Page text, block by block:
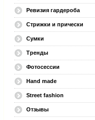
Ревизия гардероба
Стрижки и прически
Сумки
Тренды
Фотосессии
Hand made
Street fashion
Отзывы